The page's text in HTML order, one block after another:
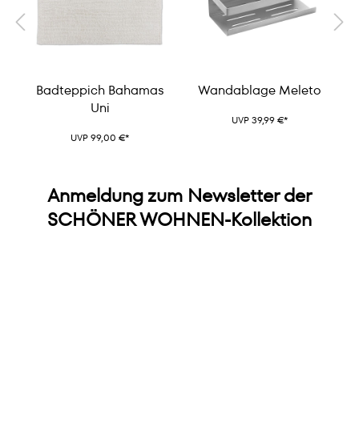
Badteppich Bahamas
Uni
UVP 99,00 €*
Wandablage Meleto
UVP 39,99 €*
Anmeldung zum Newsletter der
SCHÖNER WOHNEN-Kollektion